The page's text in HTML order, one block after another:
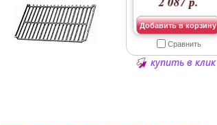
Добавить в корзину
Сравнить
купить в клик